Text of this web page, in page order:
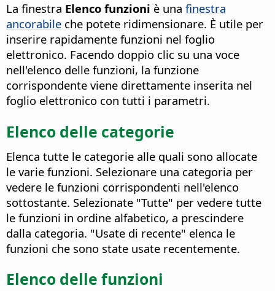
La finestra Elenco funzioni è una finestra
ancorabile che potete ridimensionare. È utile per
inserire rapidamente funzioni nel foglio
elettronico. Facendo doppio clic su una voce
nell'elenco delle funzioni, la funzione
corrispondente viene direttamente inserita nel
foglio elettronico con tutti i parametri.
Elenco delle categorie
Elenca tutte le categorie alle quali sono allocate
le varie funzioni. Selezionare una categoria per
vedere le funzioni corrispondenti nell'elenco
sottostante. Selezionate "Tutte" per vedere tutte
le funzioni in ordine alfabetico, a prescindere
dalla categoria. "Usate di recente" elenca le
funzioni che sono state usate recentemente.
Elenco delle funzioni